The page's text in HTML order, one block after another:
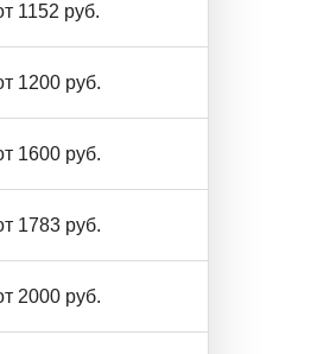
1152 руб.
1200 руб.
1600 руб.
1783 руб.
2000 руб.